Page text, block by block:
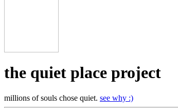
the quiet place project
millions of souls chose quiet. see why :)